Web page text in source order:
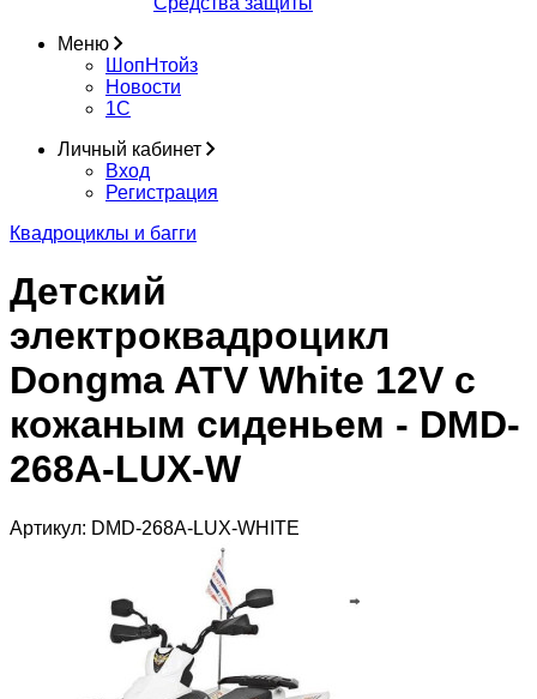
Меню
ШопНтойз
Новости
1C
Личный кабинет
Вход
Регистрация
Квадроциклы и багги
Детский
электроквадроцикл
Dongma ATV White 12V с
кожаным сиденьем - DMD-
268A-LUX-W
Артикул: DMD-268A-LUX-WHITE